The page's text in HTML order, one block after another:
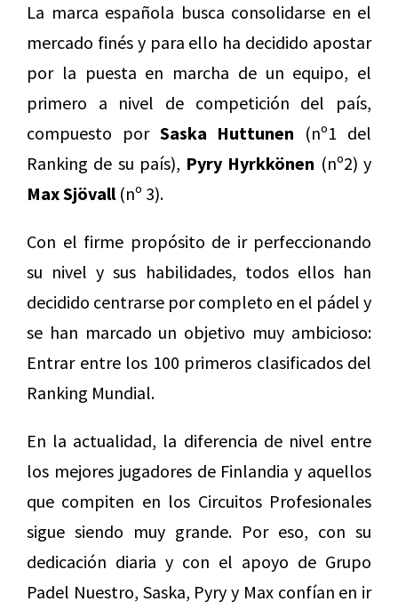
La marca española busca consolidarse en el
mercado finés y para ello ha decidido apostar
por la puesta en marcha de un equipo, el
primero a nivel de competición del país,
compuesto por Saska Huttunen (nº1 del
Ranking de su país), Pyry Hyrkkönen (nº2) y
Max Sjövall(nº 3).
Con el firme propósito de ir perfeccionando
su nivel y sus habilidades, todos ellos han
decidido centrarse por completo en el pádel y
se han marcado un objetivo muy ambicioso:
Entrar entre los 100 primeros clasificados del
Ranking Mundial.
En la actualidad, la diferencia de nivel entre
los mejores jugadores de Finlandia y aquellos
que compiten en los Circuitos Profesionales
sigue siendo muy grande. Por eso, con su
dedicación diaria y con el apoyo de Grupo
Padel Nuestro, Saska, Pyry y Max confían en ir